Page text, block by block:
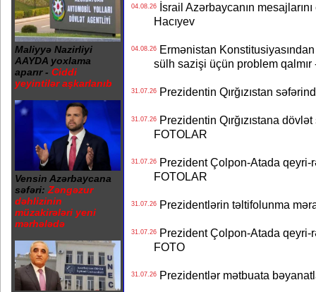
Maliyyə Nazirliyi
AAYDA yoxlama
aparır - Ciddi
yeyintilər aşkarlanıb
Vensin Azərbaycana
səfəri: Zəngəzur
dəhlizinin
müzakirələri yeni
mərhələdə
04.08.26İsrail Azərbaycanın
Hacıyev
04.08.26Ermənistan Konstitusiyasından
sülh sazişi üçün problem qalmır
31.07.26Prezidentin Qırğızıstan
31.07.26Prezidentin Qırğızıstana dövlət
FOTOLAR
31.07.26Prezident Çolpon-Atada qeyri-
FOTOLAR
31.07.26Prezidentlərin təltifolunma
31.07.26Prezident Çolpon-Atada qeyri-
FOTO
31.07.26Prezidentlər mətbuata